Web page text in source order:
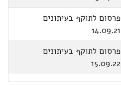
פרסום לתוקף בעיתונים
14.09.21
פרסום לתוקף בעיתונים
15.09.22